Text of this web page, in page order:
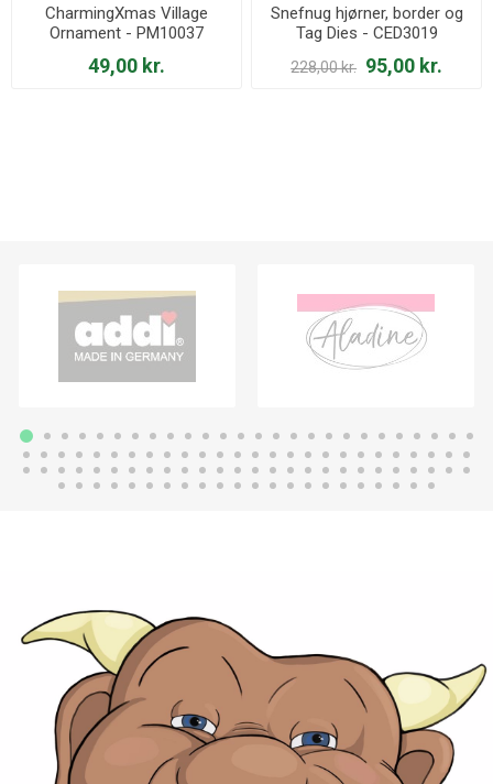
CharmingXmas Village
Ornament - PM10037
49,00 kr.
Snefnug hjørner, border og
Tag Dies - CED3019
228,00 kr. 95,00 kr.